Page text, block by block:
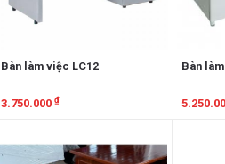
Bàn làm việc LC12
3.750.000 ₫
Bàn